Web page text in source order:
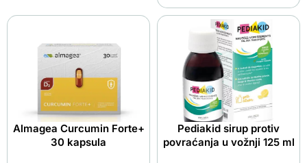
Almagea Curcumin Forte+
30 kapsula
Pediakid sirup protiv
povraćanja u vožnji 125 ml